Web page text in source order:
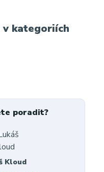
v kategoriích
poradit?
Kloud